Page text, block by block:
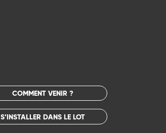
COMMENT VENIR ?
S’INSTALLER DANS LE LOT